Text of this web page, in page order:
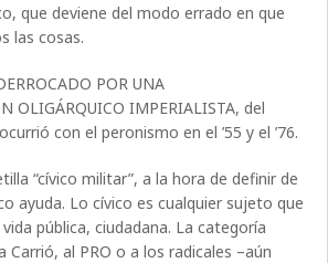
que deviene del modo errado en que
las cosas.
POR UNA
OLIGÁRQUICO IMPERIALISTA, del
con el peronismo en el ’55 y el ’76.
“cívico militar”, a la hora de definir de
ayuda. Lo cívico es cualquier sujeto que
pública, ciudadana. La categoría
Carrió, al PRO o a los radicales –aún